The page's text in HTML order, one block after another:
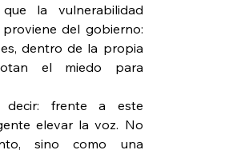
la vulnerabilidad
del gobierno:
dentro de la propia
el miedo para
frente a este
elevar la voz. No
sino como una